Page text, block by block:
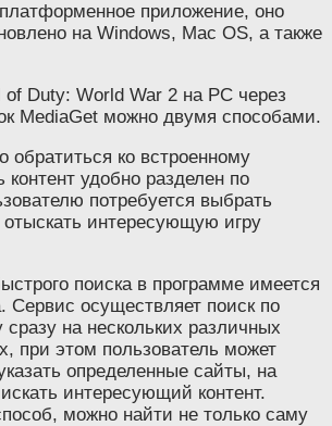
приложение, оно
на Windows, Mac OS, а также
of Duty: World War 2 на PC через
MediaGet можно двумя способами.
обратиться ко встроенному
контент удобно разделен по
потребуется выбрать
интересующую игру
поиска в программе имеется
Сервис осуществляет поиск по
на нескольких различных
при этом пользователь может
определенные сайты, на
интересующий контент.
можно найти не только саму